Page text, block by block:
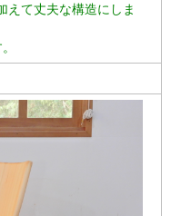
えて丈夫な構造にしま